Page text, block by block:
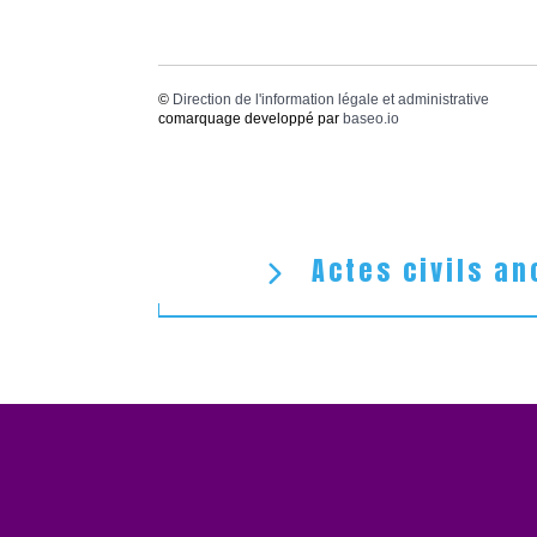
© Direction de l'information légale et administrative
comarquage developpé par baseo.io
Actes civils